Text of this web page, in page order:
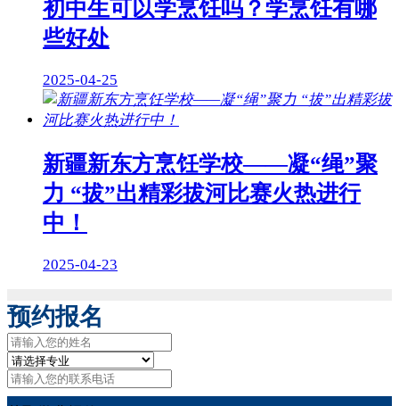
初中生可以学烹饪吗？学烹饪有哪
些好处
2025-04-25
新疆新东方烹饪学校——凝“绳”聚
力 “拔”出精彩拔河比赛火热进行
中！
2025-04-23
预约报名